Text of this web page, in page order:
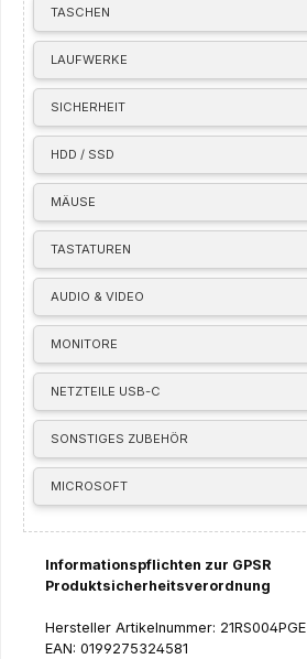
TASCHEN
LAUFWERKE
SICHERHEIT
HDD / SSD
MÄUSE
TASTATUREN
AUDIO & VIDEO
MONITORE
NETZTEILE USB-C
SONSTIGES ZUBEHÖR
MICROSOFT
Informationspflichten zur GPSR
Produktsicherheitsverordnung
Hersteller Artikelnummer: 21RS004PGE
EAN: 0199275324581